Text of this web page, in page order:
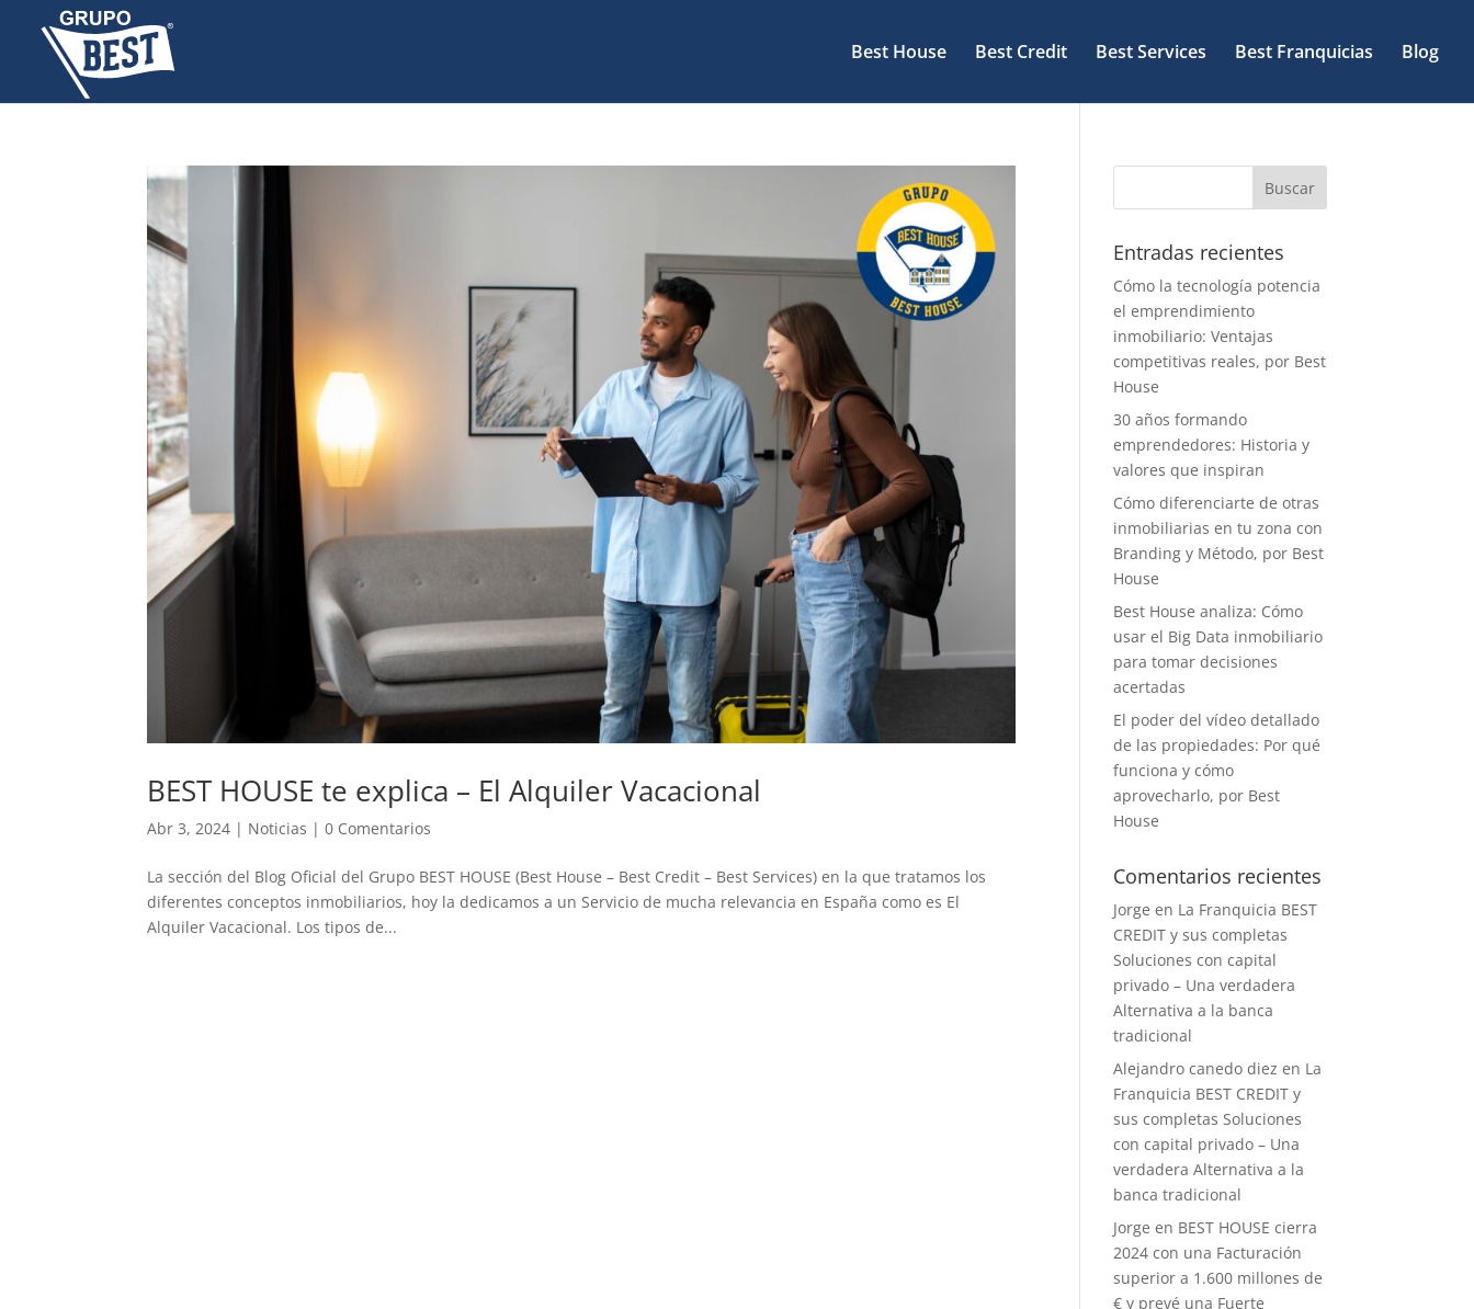
Best House Best Credit Best Services Best Franquicias Blog
BEST HOUSE te explica – El Alquiler Vacacional
Abr 3, 2024 | Noticias |0 Comentarios
La sección del Blog Oficial del Grupo BEST HOUSE (Best House – Best Credit – Best Services) en la que tratamos los
diferentes conceptos inmobiliarios, hoy la dedicamos a un Servicio de mucha relevancia en España como es El
Alquiler Vacacional. Los tipos de...
Entradas recientes
Cómo la tecnología potencia
el emprendimiento
inmobiliario: Ventajas
competitivas reales, por Best
House
30 años formando
emprendedores: Historia y
valores que inspiran
Cómo diferenciarte de otras
inmobiliarias en tu zona con
Branding y Método, por Best
House
Best House analiza: Cómo
usar el Big Data inmobiliario
para tomar decisiones
acertadas
El poder del vídeo detallado
de las propiedades: Por qué
funciona y cómo
aprovecharlo, por Best
House
Comentarios recientes
Jorge en La Franquicia BEST
CREDIT y sus completas
Soluciones con capital
privado – Una verdadera
Alternativa a la banca
tradicional
Alejandro canedo diez en La
Franquicia BEST CREDIT y
sus completas Soluciones
con capital privado – Una
verdadera Alternativa a la
banca tradicional
Jorge en BEST HOUSE cierra
2024 con una Facturación
superior a 1.600 millones de
€ y prevé una Fuerte